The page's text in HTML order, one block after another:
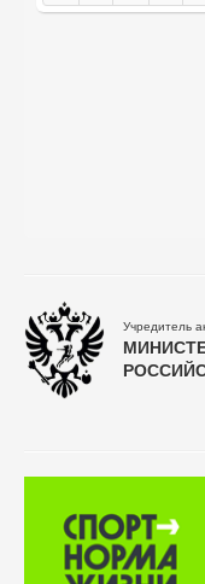
Учредитель